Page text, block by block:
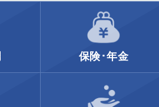
保険･年金